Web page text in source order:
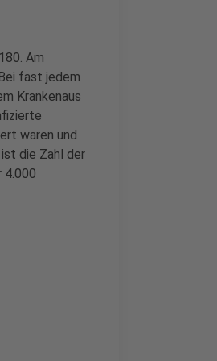
Am
fast jedem
Krankenaus
waren und
die Zahl der
4.000